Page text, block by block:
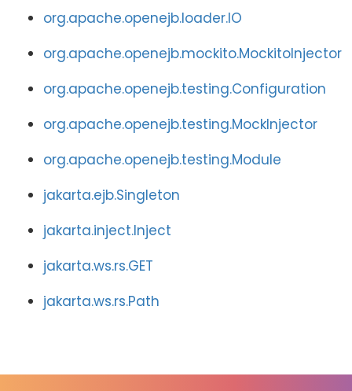
org.apache.openejb.loader.IO
org.apache.openejb.mockito.MockitoInjector
org.apache.openejb.testing.Configuration
org.apache.openejb.testing.MockInjector
org.apache.openejb.testing.Module
jakarta.ejb.Singleton
jakarta.inject.Inject
jakarta.ws.rs.GET
jakarta.ws.rs.Path